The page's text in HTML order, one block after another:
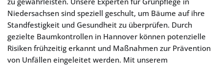
Niedersachsen sind speziell geschult, um Bäume auf ihre
Standfestigkeit und Gesundheit zu überprüfen. Durch
gezielte Baumkontrollen in Hannover können potenzielle
Risiken frühzeitig erkannt und Maßnahmen zur Prävention
von Unfällen eingeleitet werden. Mit unserem